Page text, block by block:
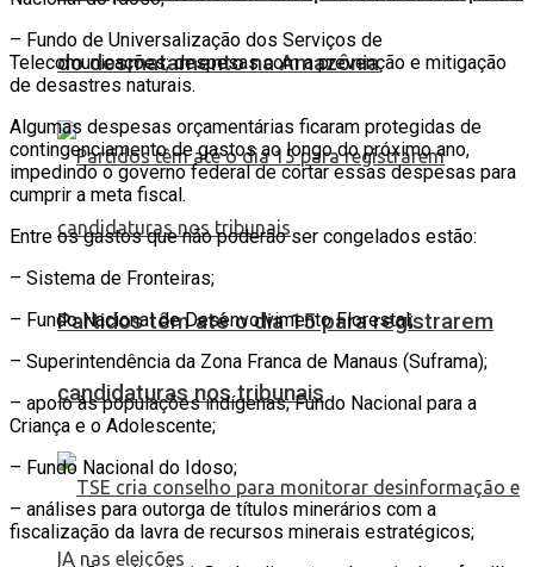
do desmatamento na Amazônia
Partidos têm até o dia 15 para registrarem
candidaturas nos tribunais
– Fundo de Universalização dos Serviços de
Telecomunicações; despesas com a prevenção e mitigação
de desastres naturais.
Algumas despesas orçamentárias ficaram protegidas de
contingenciamento de gastos ao longo do próximo ano,
impedindo o governo federal de cortar essas despesas para
cumprir a meta fiscal.
Entre os gastos que não poderão ser congelados estão:
– Sistema de Fronteiras;
– Fundo Nacional de Desenvolvimento Florestal;
– Superintendência da Zona Franca de Manaus (Suframa);
– apoio às populações indígenas; Fundo Nacional para a
Criança e o Adolescente;
– Fundo Nacional do Idoso;
– análises para outorga de títulos minerários com a
fiscalização da lavra de recursos minerais estratégicos;